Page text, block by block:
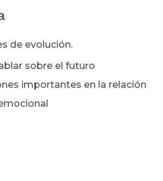
de evolución.
sobre el futuro
importantes en la relación